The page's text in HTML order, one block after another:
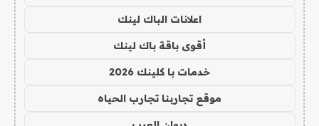
اعلانات الباك لينك
أقوى باقة باك لينك
خدمات با كلينك 2026
موقع تجاربنا تجارب الحياه